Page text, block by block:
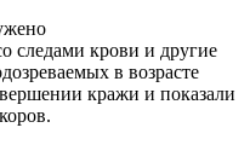
следами крови и другие
в возрасте
кражи и показали